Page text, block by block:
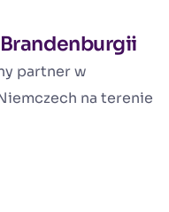
partner w
na terenie